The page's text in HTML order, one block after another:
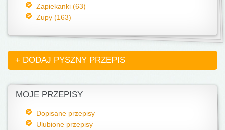
Zapiekanki (63)
Zupy (163)
+ DODAJ PYSZNY PRZEPIS
MOJE PRZEPISY
Dopisane przepisy
Ulubione przepisy